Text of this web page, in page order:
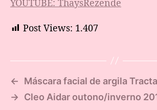
YOUTUBE: ThaysRezende
Post Views: 1.407
←
Máscara facial de argila Tracta
→
Cleo Aidar outono/inverno